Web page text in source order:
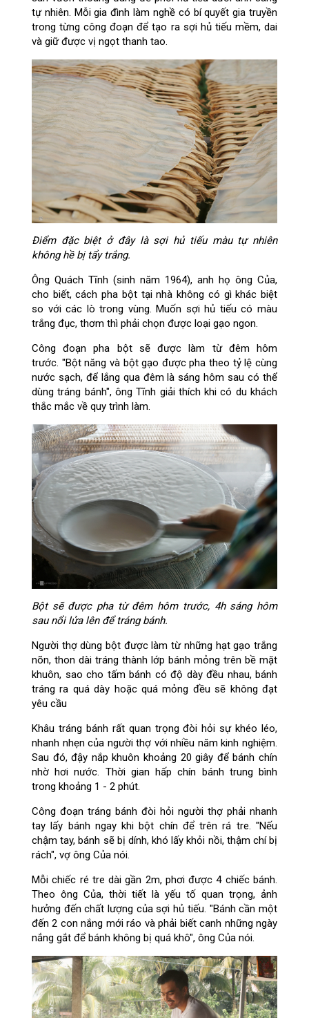
tự nhiên. Mỗi gia đình làm nghề có bí quyết gia truyền
trong từng công đoạn để tạo ra sợi hủ tiếu mềm, dai
và giữ được vị ngọt thanh tao.
Điểm đặc biệt ở đây là sợi hủ tiếu màu tự nhiên
không hề bị tẩy trắng.
Ông Quách Tĩnh (sinh năm 1964), anh họ ông Của,
cho biết, cách pha bột tại nhà không có gì khác biệt
so với các lò trong vùng. Muốn sợi hủ tiếu có màu
trắng đục, thơm thì phải chọn được loại gạo ngon.
Công đoạn pha bột sẽ được làm từ đêm hôm
trước. "Bột năng và bột gạo được pha theo tỷ lệ cùng
nước sạch, để lắng qua đêm là sáng hôm sau có thể
dùng tráng bánh", ông Tĩnh giải thích khi có du khách
thắc mắc về quy trình làm.
Bột sẽ được pha từ đêm hôm trước, 4h sáng hôm
sau nổi lửa lên để tráng bánh.
Người thợ dùng bột được làm từ những hạt gạo trắng
nõn, thon dài tráng thành lớp bánh mỏng trên bề mặt
khuôn, sao cho tấm bánh có độ dày đều nhau, bánh
tráng ra quá dày hoặc quá mỏng đều sẽ không đạt
yêu cầu
Khâu tráng bánh rất quan trọng đòi hỏi sự khéo léo,
nhanh nhẹn của người thợ với nhiều năm kinh nghiệm.
Sau đó, đậy nắp khuôn khoảng 20 giây để bánh chín
nhờ hơi nước. Thời gian hấp chín bánh trung bình
trong khoảng 1 - 2 phút.
Công đoạn tráng bánh đòi hỏi người thợ phải nhanh
tay lấy bánh ngay khi bột chín để trên rá tre. "Nếu
chậm tay, bánh sẽ bị dính, khó lấy khỏi nồi, thậm chí bị
rách", vợ ông Của nói.
Mỗi chiếc ré tre dài gần 2m, phơi được 4 chiếc bánh.
Theo ông Của, thời tiết là yếu tố quan trọng, ảnh
hưởng đến chất lượng của sợi hủ tiếu. "Bánh cần một
đến 2 con nắng mới ráo và phải biết canh những ngày
nắng gắt để bánh không bị quá khô", ông Của nói.